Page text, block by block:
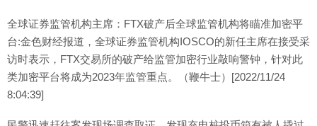
全球证券监管机构主席：FTX破产后全球监管机构将瞄准加密平
台:金色财经报道，全球证券监管机构IOSCO的新任主席在接受采
访时表示，FTX交易所的破产给监管加密行业敲响警钟，针对此
类加密平台将成为2023年监管重点。（鞭牛士）[2022/11/24
8:04:39]